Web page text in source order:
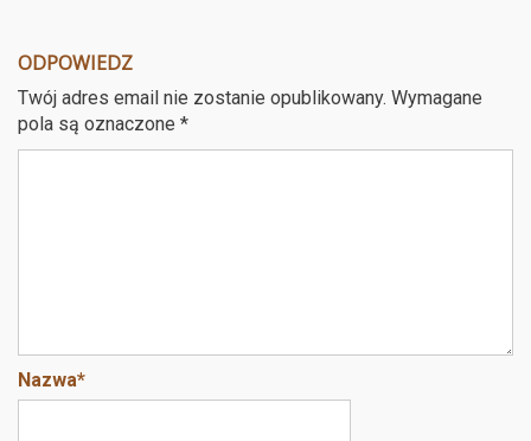
b
o
er es
ODPOWIEDZ
Twój adres email nie zostanie opublikowany. Wymagane
pola są oznaczone *
Nazwa*